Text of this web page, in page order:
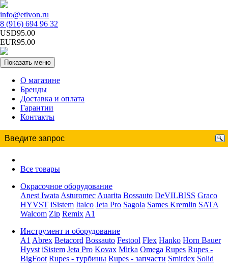
info@etivon.ru
8 (916) 694 96 32
USD95.00
EUR95.00
Показать меню
О магазине
Бренды
Доставка и оплата
Гарантии
Контакты
Все товары
Окрасочное оборудование
Anest Iwata Asturomec Auarita Bossauto DeVILBISS Graco
HYVST iSistem Italco Jeta Pro Sagola Sames Kremlin SATA
Walcom Zip Remix A1
Инструмент и оборудование
A1 Abrex Betacord Bossauto Festool Flex Hanko Horn Bauer
Hyvst iSistem Jeta Pro Kovax Mirka Omega Rupes Rupes -
BigFoot Rupes - турбины Rupes - запчасти Smirdex Solid